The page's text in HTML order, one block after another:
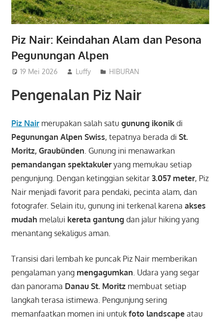
Piz Nair: Keindahan Alam dan Pesona
Pegunungan Alpen
19 Mei 2026 Luffy HIBURAN
Pengenalan Piz Nair
Piz Nairmerupakan salah satu gunung ikonikdi
Pegunungan Alpen Swiss, tepatnya berada di St.
Moritz, Graubünden. Gunung ini menawarkan
pemandangan spektakuleryang memukau setiap
pengunjung. Dengan ketinggian sekitar 3.057 meter, Piz
Nair menjadi favorit para pendaki, pecinta alam, dan
fotografer. Selain itu, gunung ini terkenal karena akses
mudah melalui kereta gantung dan jalur hiking yang
menantang sekaligus aman.
Transisi dari lembah ke puncak Piz Nair memberikan
pengalaman yang mengagumkan. Udara yang segar
dan panorama Danau St. Moritzmembuat setiap
langkah terasa istimewa. Pengunjung sering
memanfaatkan momen ini untuk foto landscapeatau